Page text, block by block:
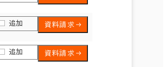
追加 資料請求
追加 資料請求